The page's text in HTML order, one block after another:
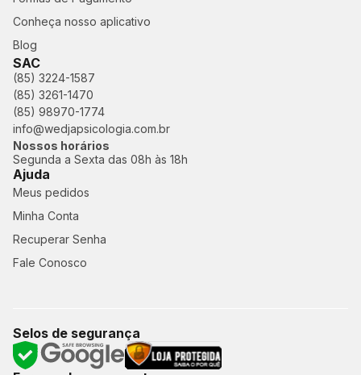
Conheça nosso aplicativo
Blog
SAC
(85) 3224-1587
(85) 3261-1470
(85) 98970-1774
info@wedjapsicologia.com.br
Nossos horários
Segunda a Sexta das 08h às 18h
Ajuda
Meus pedidos
Minha Conta
Recuperar Senha
Fale Conosco
Selos de segurança